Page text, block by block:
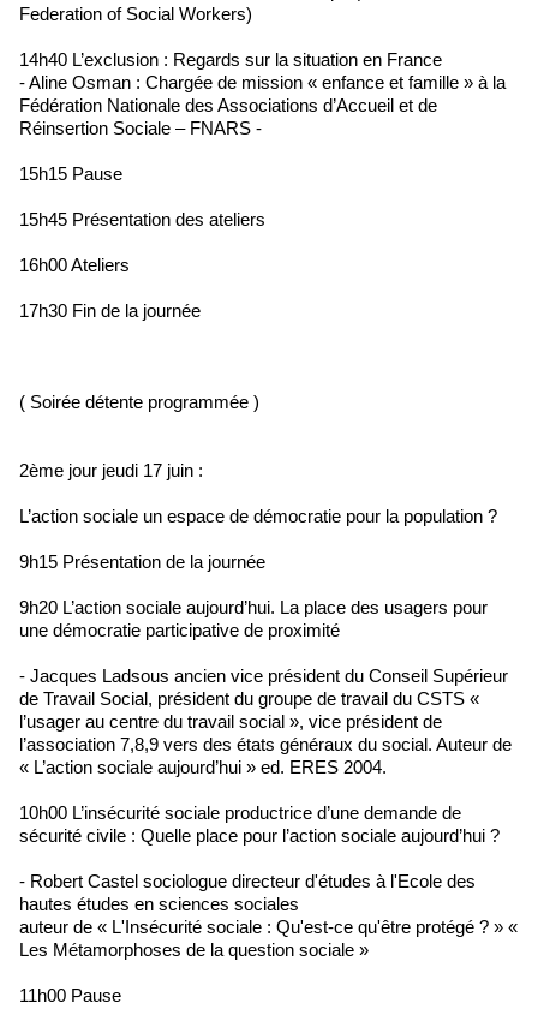
Federation of Social Workers)
14h40 L’exclusion : Regards sur la situation en France
- Aline Osman : Chargée de mission « enfance et famille » à la
Fédération Nationale des Associations d’Accueil et de
Réinsertion Sociale – FNARS -
15h15 Pause
15h45 Présentation des ateliers
16h00 Ateliers
17h30 Fin de la journée
( Soirée détente programmée )
2ème jour jeudi 17 juin :
L’action sociale un espace de démocratie pour la population ?
9h15 Présentation de la journée
9h20 L’action sociale aujourd’hui. La place des usagers pour
une démocratie participative de proximité
- Jacques Ladsous ancien vice président du Conseil Supérieur
de Travail Social, président du groupe de travail du CSTS «
l’usager au centre du travail social », vice président de
l’association 7,8,9 vers des états généraux du social. Auteur de
« L’action sociale aujourd’hui » ed. ERES 2004.
10h00 L’insécurité sociale productrice d’une demande de
sécurité civile : Quelle place pour l’action sociale aujourd’hui ?
- Robert Castel sociologue directeur d'études à l'Ecole des
hautes études en sciences sociales
auteur de « L'Insécurité sociale : Qu'est-ce qu'être protégé ? » «
Les Métamorphoses de la question sociale »
11h00 Pause